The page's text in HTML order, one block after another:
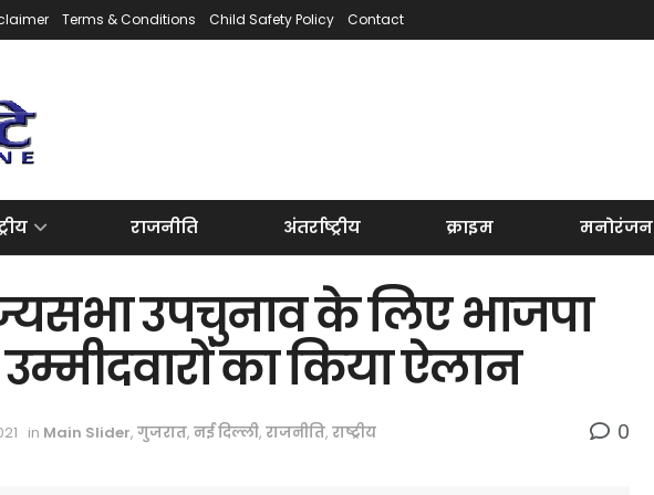
Terms & Conditions Child Safety Policy Contact
राजनीति अंतर्राष्ट्रीय क्राइम मनोरंजन
उपचुनाव के लिए भाजपा
का किया ऐलान
in Main Slider, गुजरात, नई दिल्ली, राजनीति, राष्ट्रीय 0